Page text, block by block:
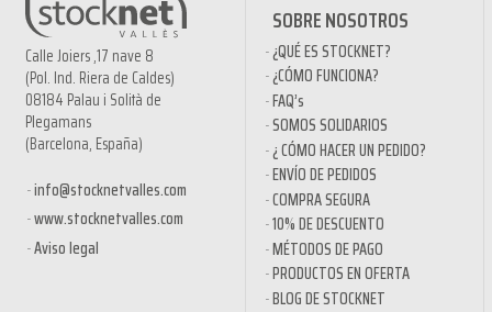
Calle Joiers ,17 nave 8
(Pol. Ind. Riera de Caldes)
08184 Palau i Solità de
Plegamans
(Barcelona, España)
info@stocknetvalles.com
www.stocknetvalles.com
Aviso legal
SOBRE NOSOTROS
¿QUÉ ES STOCKNET?
¿CÓMO FUNCIONA?
FAQ’s
SOMOS SOLIDARIOS
¿ CÓMO HACER UN PEDIDO?
ENVÍO DE PEDIDOS
COMPRA SEGURA
10% DE DESCUENTO
MÉTODOS DE PAGO
PRODUCTOS EN OFERTA
BLOG DE STOCKNET